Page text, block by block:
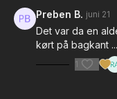
Preben B. juni 21
Det var da en
kørt på bagkant
1